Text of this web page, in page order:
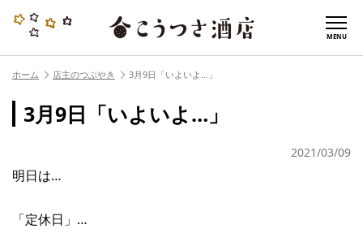
MENU
ホーム 店主のつぶやき 3月9日「いよいよ…」
3月9日「いよいよ…」
2021/03/09
明日は…
「定休日」…